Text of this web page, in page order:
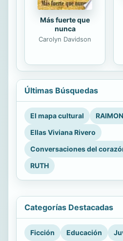
Más fuerte que
nunca
Carolyn Davidson
Últimas Búsquedas
El mapa cultural
Ellas Viviana Rivero
Conversaciones del
RUTH
Categorías Destacadas
Ficción Educación